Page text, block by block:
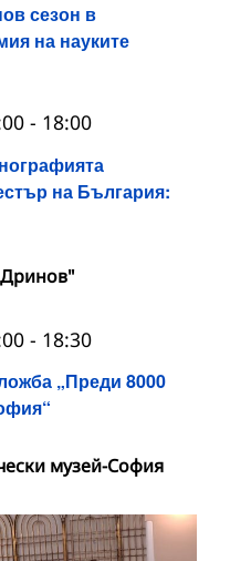
сезон в
на науките
на България:
- 18:00
„Преди 8000
- 18:30
музей-София